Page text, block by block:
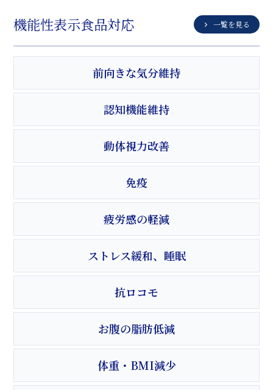
機能性表示食品対応 一覧を見る
前向きな気分維持
認知機能維持
動体視力改善
免疫
疲労感の軽減
ストレス緩和、睡眠
抗ロコモ
お腹の脂肪低減
体重・BMI減少